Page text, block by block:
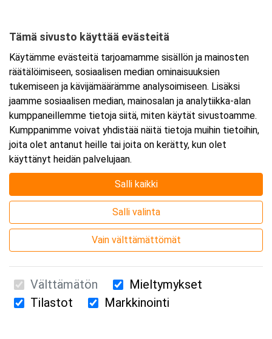
Tarkempi kartta ja ajo-ohjeet
Suomen Ensiapukoulutus Oy / Valimotie 21 / 00380 Helsinki
Tämä sivusto käyttää evästeitä
Käytämme evästeitä tarjoamamme sisällön ja mainosten
räätälöimiseen, sosiaalisen median ominaisuuksien
tukemiseen ja kävijämäärämme analysoimiseen. Lisäksi
jaamme sosiaalisen median, mainosalan ja analytiikka-alan
kumppaneillemme tietoja siitä, miten käytät sivustoamme.
Kumppanimme voivat yhdistää näitä tietoja muihin tietoihin,
joita olet antanut heille tai joita on kerätty, kun olet
käyttänyt heidän palvelujaan.
Salli kaikki
Salli valinta
Vain välttämättömät
Välttämätön
Mieltymykset
Tilastot
Markkinointi